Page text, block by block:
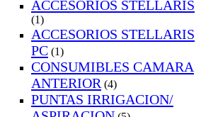
ACCESORIOS STELLARIS
(1)
ACCESORIOS STELLARIS
PC (1)
CONSUMIBLES CAMARA
ANTERIOR (4)
PUNTAS IRRIGACION/